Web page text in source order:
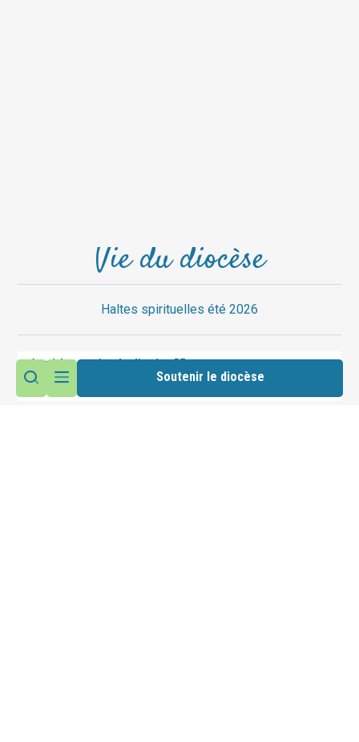
Soutenir le diocèse
Vie du diocèse
Haltes spirituelles été 2026
Accéder au site du diocèse
Suivez nous sur les réseaux